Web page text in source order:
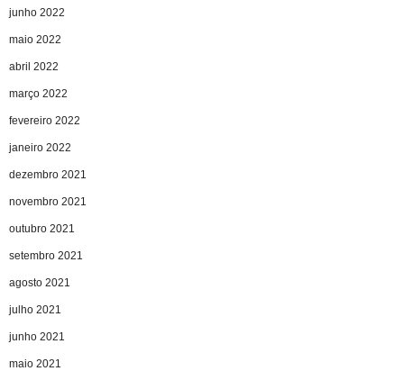
junho 2022
maio 2022
abril 2022
março 2022
fevereiro 2022
janeiro 2022
dezembro 2021
novembro 2021
outubro 2021
setembro 2021
agosto 2021
julho 2021
junho 2021
maio 2021